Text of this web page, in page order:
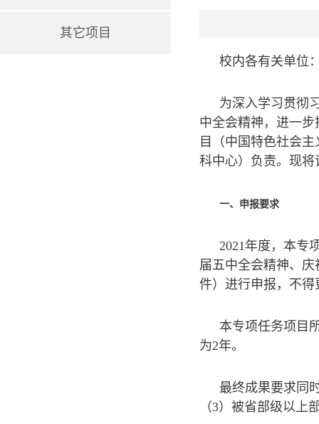
其它项目
校内各有关单位
为深入学习贯彻
中全会精神，进一
目（中国特色社会
科中心）负责。现
一、申报要求
2021年度，本专
届五中全会精神、
件）进行申报，不
本专项任务项目
为2年。
最终成果要求同
（3）被省部级以上